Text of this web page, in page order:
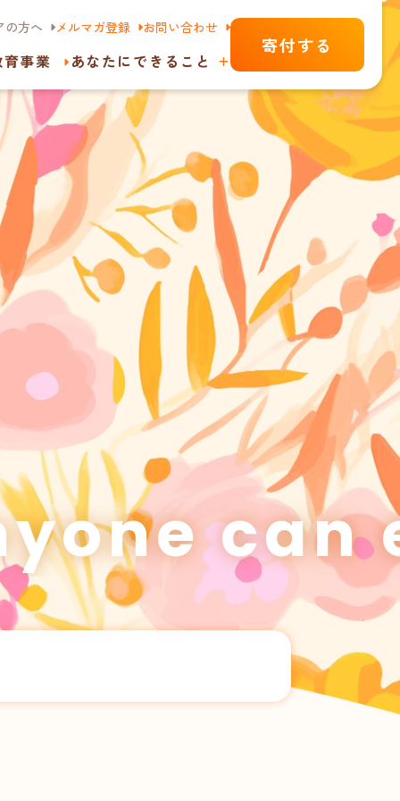
の方へ メルマガ登録 お問い合わせ
事業 あなたにできること
寄付する
can